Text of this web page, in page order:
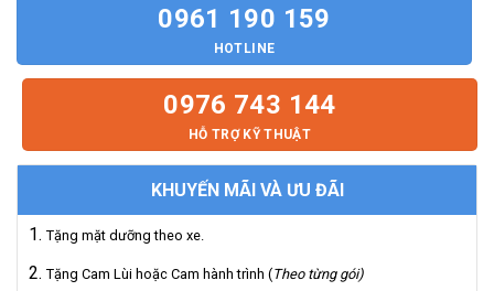
0961 190 159
HOTLINE
0976 743 144
HỖ TRỢ KỸ THUẬT
KHUYẾN MÃI VÀ ƯU ĐÃI
Tặng mặt dưỡng theo xe.
Tặng Cam Lùi hoặc Cam hành trình (Theo từng gói)